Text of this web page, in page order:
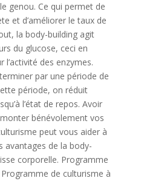
genou. Ce qui permet de
et d’améliorer le taux de
la body-building agit
du glucose, ceci en
l’activité des enzymes.
par une période de
période, on réduit
l’état de repos. Avoir
bénévolement vos
peut vous aider à
avantages de la body-
corporelle. Programme
de culturisme à